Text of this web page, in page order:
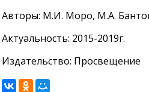
Авторы: М.И. Моро, М.А.
Актуальность: 2015-2019г.
Издательство: Просвещение